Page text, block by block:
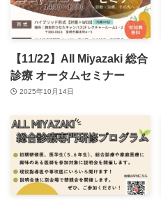
【11/22】All Miyazaki 総合
診療 オータムセミナー
2025年10月14日